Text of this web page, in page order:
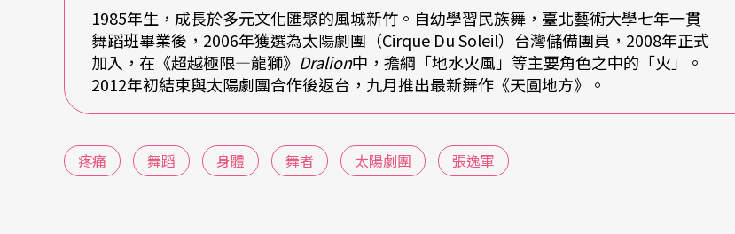
充滿象徵的身體涵義，一個回歸傳統、古典的回答。
而這樣的身體意識，張逸軍說，或隱然源自於母親時常和他說道，為什麼生有他，他又是從何而
來；不僅是生理知識上的，同時也是文化上，河南人的父親，和閩南家族體系長成的母親間關係
或許加上進入太陽劇團，藉由「火」這極富象徵性一角，更深刻地令張逸軍感受到，「劇團選擇
1985年生，成長於多元文化匯聚的風城新竹。自幼學習民族舞，臺北藝術大學七年一貫
舞蹈班畢業後，2006年獲選為太陽劇團（Cirque Du Soleil）台灣儲備團員，2008年正式
加入，在《超越極限—龍獅》 Dralion中，擔綱「地水火風」等主要角色之中的「火」。
2012年初結束與太陽劇團合作後返台，九月推出最新舞作《天圓地方》。
疼痛 舞蹈 身體 舞者 太陽劇團 張逸軍